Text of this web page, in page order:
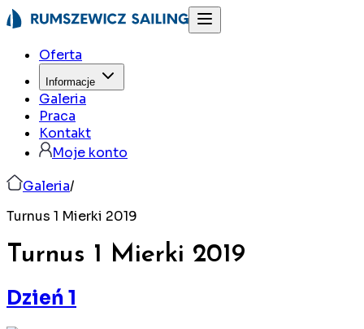
Oferta
Informacje
Galeria
Praca
Kontakt
Moje konto
Galeria/
Turnus 1 Mierki 2019
Turnus 1 Mierki 2019
Dzień 1